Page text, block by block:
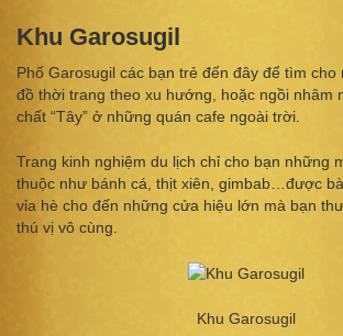
Khu Garosugil
Phố Garosugil các bạn trẻ đến đây để tìm
đồ thời trang theo xu hướng, hoặc ngồi nhâm
chất “Tây” ở những quán cafe ngoài trời.
Trang kinh nghiệm du lịch chỉ cho bạn những
thuộc như bánh cá, thịt xiên, gimbab…được
vỉa hè cho đến những cửa hiệu lớn mà bạn
thú vị vô cùng.
Khu Garosugil